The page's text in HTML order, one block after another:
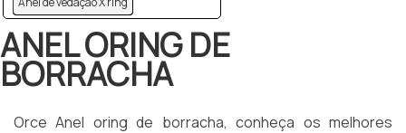
ANEL ORING DE
BORRACHA
Orce Anel oring de borracha, conheça os melhores